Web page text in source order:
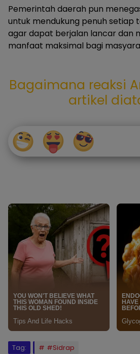
Pemerintah daerah pun
untuk mendukung penuh setiap
agar dapat berjalan lancar dan
manfaat maksimal bagi
Bagaimana reaksi
artikel
Tag:
#Sidrap